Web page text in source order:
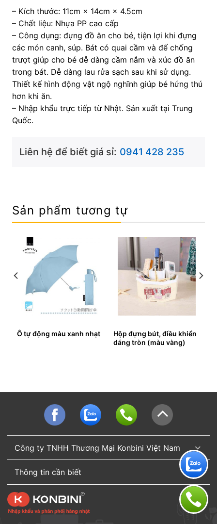
– Kích thước: 11cm × 14cm × 4.5cm
– Chất liệu: Nhựa PP cao cấp
– Công dụng: đựng đồ ăn cho bé, tiện lợi khi đựng
các món canh, súp. Bát có quai cầm và đế chống
trượt giúp cho bé dễ dàng cầm nắm và xúc đồ ăn
trong bát. Dễ dàng lau rửa sạch sau khi sử dụng.
Thiết kế hình động vật ngộ nghĩnh giúp bé hứng thú
hơn khi ăn.
– Nhập khẩu trực tiếp từ Nhật. Sản xuất tại Trung
Quốc.
Liên hệ để biết giá sỉ: 0941 428 235
Sản phẩm tương tự
Ô tự động màu xanh nhạt
Hộp đựng bút, điều khiển
dáng tròn (màu vàng)
Công ty TNHH Thương Mại Konbini Việt Nam
Thông tin cần biết